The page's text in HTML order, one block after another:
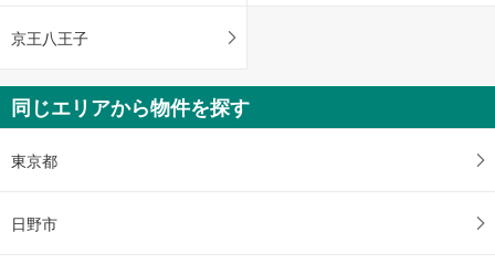
京王八王子
同じエリアから物件を探す
東京都
日野市